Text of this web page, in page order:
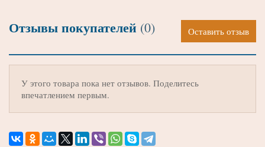
Отзывы покупателей (0) Оставить отзыв
У этого товара пока нет отзывов. Поделитесь
впечатлением первым.